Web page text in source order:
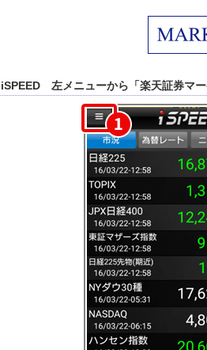
iSPEED 左メニューから「楽天証券マ